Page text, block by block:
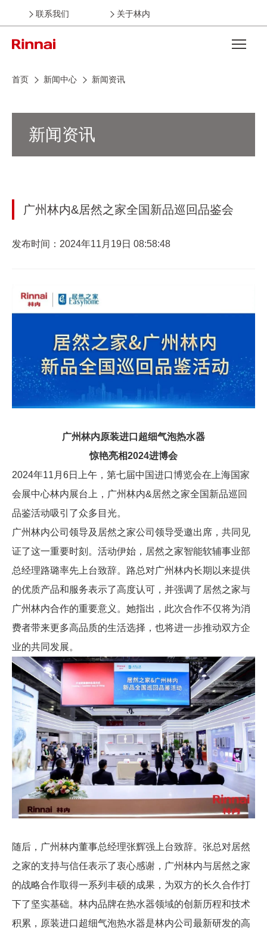
联系我们 关于林内
Open the
首页 新闻中心 新闻资讯
新闻资讯
广州林内&居然之家全国新品巡回品鉴会
发布时间：2024年11月19日 08:58:48
广州林内原装进口超细气泡热水器
惊艳亮相2024进博会
2024年11月6日上午，第七届中国进口博览会在上海国家
会展中心林内展台上，广州林内&居然之家全国新品巡回
品鉴活动吸引了众多目光。
广州林内公司领导及居然之家公司领导受邀出席，共同见
证了这一重要时刻。活动伊始，居然之家智能软辅事业部
总经理路璐率先上台致辞。路总对广州林内长期以来提供
的优质产品和服务表示了高度认可，并强调了居然之家与
广州林内合作的重要意义。她指出，此次合作不仅将为消
费者带来更多高品质的生活选择，也将进一步推动双方企
业的共同发展。
随后，广州林内董事总经理张辉强上台致辞。张总对居然
之家的支持与信任表示了衷心感谢，广州林内与居然之家
的战略合作取得一系列丰硕的成果，为双方的长久合作打
下了坚实基础。林内品牌在热水器领域的创新历程和技术
积累，原装进口超细气泡热水器是林内公司最新研发的高